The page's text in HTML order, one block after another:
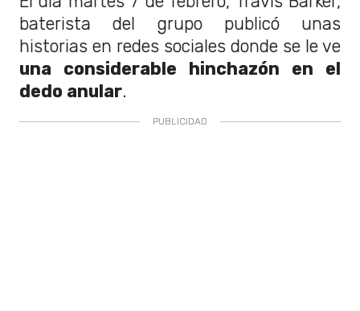
baterista del grupo publicó unas
historias en redes sociales donde se le ve
una considerable hinchazón en el
dedo anular.